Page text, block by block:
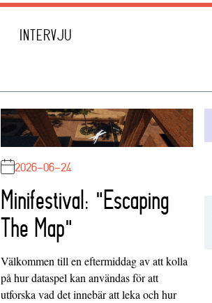
INTERVJU
2026-06-24
Minifestival: "Escaping
The Map"
Välkommen till en eftermiddag av att kolla
på hur dataspel kan användas för att
utforska vad det innebär att leka och hur